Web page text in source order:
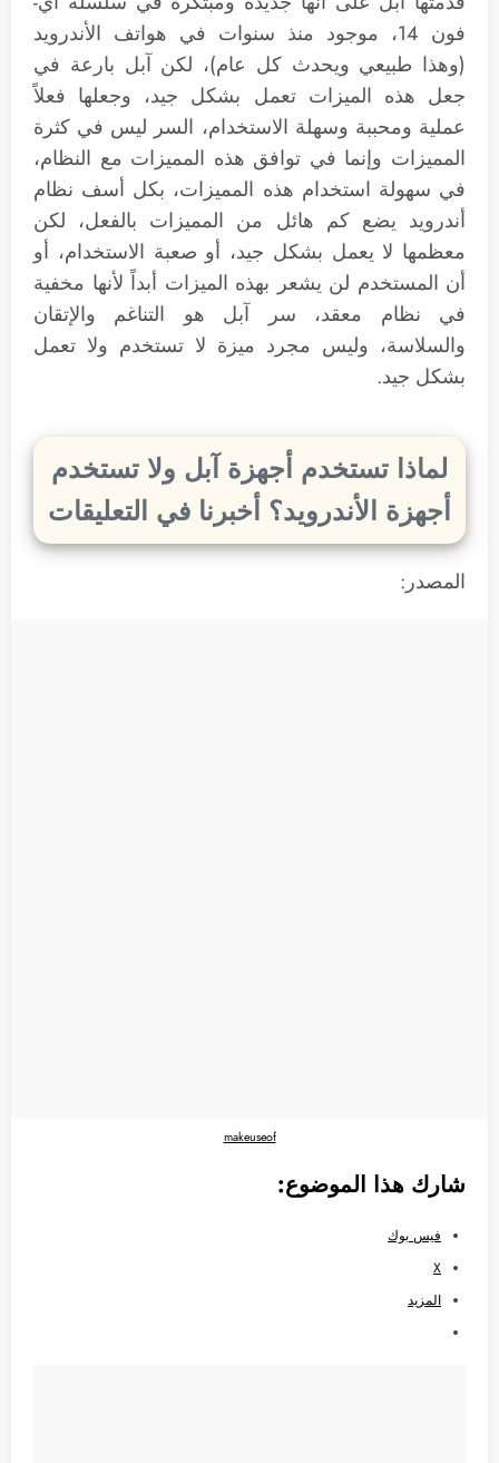
فون 14، موجود منذ سنوات في هواتف الأندرويد
(وهذا طبيعي ويحدث كل عام)، لكن آبل بارعة في
جعل هذه الميزات تعمل بشكل جيد، وجعلها فعلاً
عملية ومحببة وسهلة الاستخدام، السر ليس في كثرة
المميزات وإنما في توافق هذه المميزات مع النظام،
في سهولة استخدام هذه المميزات، بكل أسف نظام
أندرويد يضع كم هائل من المميزات بالفعل، لكن
معظمها لا يعمل بشكل جيد، أو صعبة الاستخدام، أو
أن المستخدم لن يشعر بهذه الميزات أبداً لأنها مخفية
في نظام معقد، سر آبل هو التناغم والإتقان
والسلاسة، وليس مجرد ميزة لا تستخدم ولا تعمل
بشكل جيد.
لماذا تستخدم أجهزة آبل ولا تستخدم
أجهزة الأندرويد؟ أخبرنا في التعليقات
المصدر:
makeuseof
شارك هذا الموضوع:
فيس بوك
X
المزيد